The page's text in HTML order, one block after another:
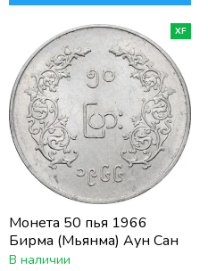
XF
Монета 50 пья 1966
Бирма (Мьянма) Аун Сан
В наличии